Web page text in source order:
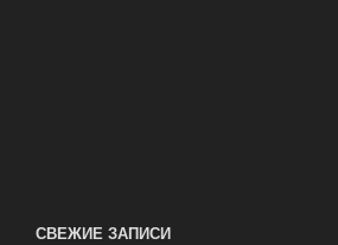
СВЕЖИЕ ЗАПИСИ